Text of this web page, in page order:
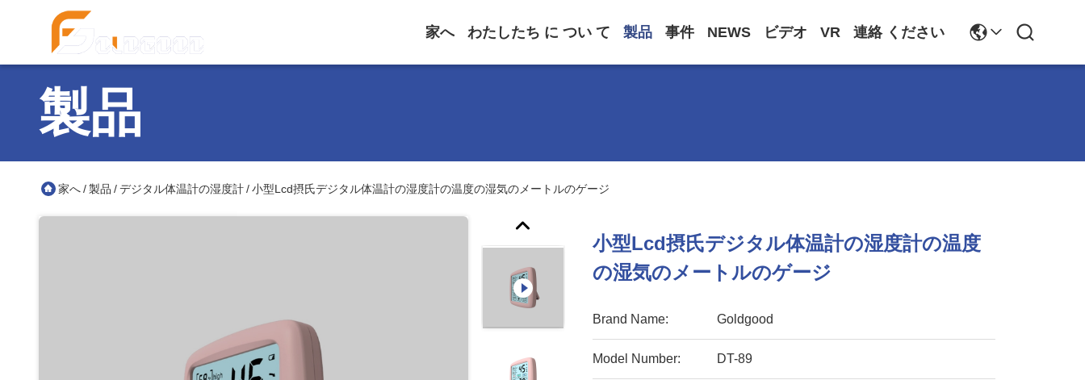
家へ わたしたち に つい て 製品 事件 NEWS ビデオ VR 連絡 ください
製品
家へ/製品 /デジタル体温計の湿度計/小型Lcd摂氏デジタル体温計の湿度計の温度の湿気のメートルのゲージ
小型Lcd摂氏デジタル体温計の湿度計の温度
の湿気のメートルのゲージ
Brand Name: Goldgood
Model Number: DT-89